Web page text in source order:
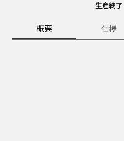
生産終了
概要 仕様